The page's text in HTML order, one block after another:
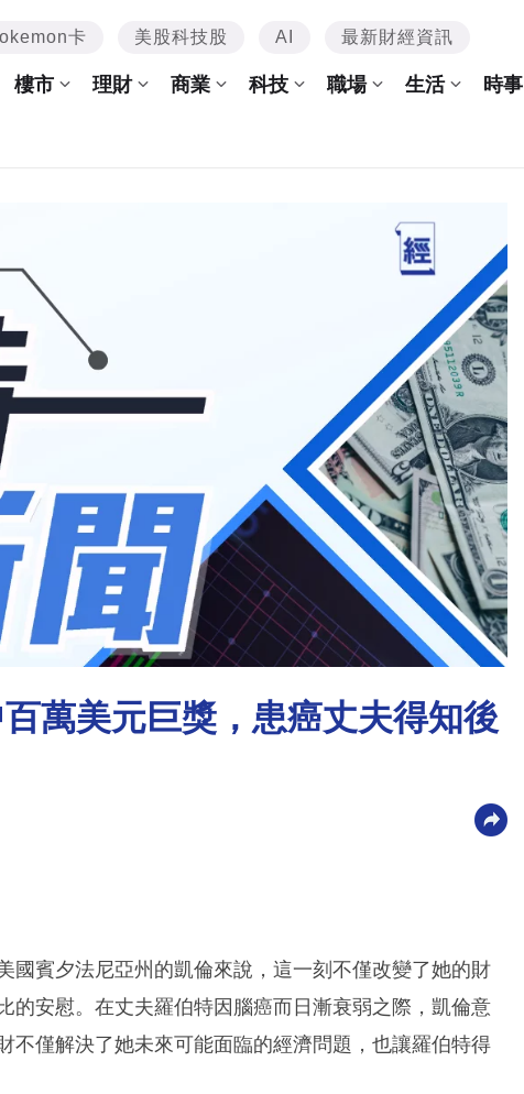
卡 美股科技股 AI 最新財經資訊
樓市 理財 商業 科技 職場 生活 時事
萬美元巨獎，患癌丈夫得知後
國賓夕法尼亞州的凱倫來說，這一刻不僅改變了她的財
的安慰。在丈夫羅伯特因腦癌而日漸衰弱之際，凱倫意
不僅解決了她未來可能面臨的經濟問題，也讓羅伯特得